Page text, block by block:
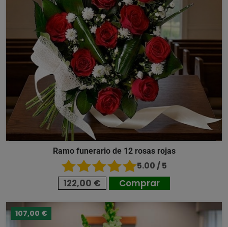
Ramo funerario de 12 rosas rojas
5.00 / 5
122,00 € Comprar
107,00 €